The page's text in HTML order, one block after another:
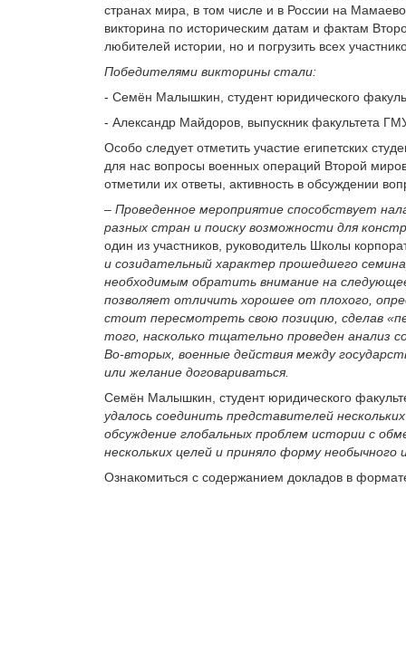
странах мира, в том числе и в России на
викторина по историческим датам и фактам
любителей истории, но и погрузить всех
Победителями викторины стали:
- Семён Малышкин, студент юридического
- Александр Майдоров, выпускник факультета
Особо следует отметить участие египетских
для нас вопросы военных операций Второй
отметили их ответы, активность в обсуждении
– Проведенное мероприятие способствует
разных стран и поиску возможности для
один из участников, руководитель Школы
и созидательный характер прошедшего
необходимым обратить внимание на
позволяет отличить хорошее от плохого,
стоит пересмотреть свою позицию, сделав
того, насколько тщательно проведен анализ
Во-вторых, военные действия между
или желание договариваться.
Семён Малышкин, студент юридического
удалось соединить представителей
обсуждение глобальных проблем истории с
нескольких целей и приняло форму
Ознакомиться с содержанием докладов в